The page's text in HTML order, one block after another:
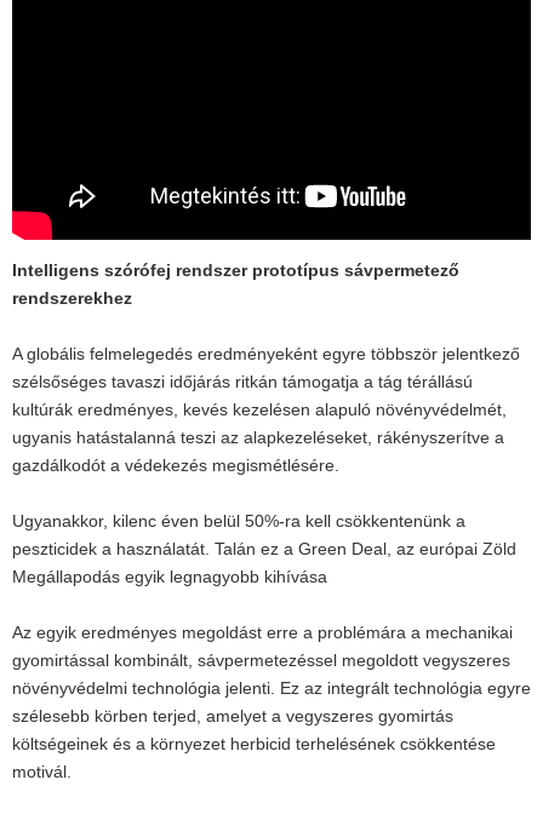
Intelligens szórófej rendszer prototípus sávpermetező
rendszerekhez
A globális felmelegedés eredményeként egyre többször jelentkező
szélsőséges tavaszi időjárás ritkán támogatja a tág térállású
kultúrák eredményes, kevés kezelésen alapuló növényvédelmét,
ugyanis hatástalanná teszi az alapkezeléseket, rákényszerítve a
gazdálkodót a védekezés megismétlésére.
Ugyanakkor, kilenc éven belül 50%-ra kell csökkentenünk a
peszticidek a használatát. Talán ez a Green Deal, az európai Zöld
Megállapodás egyik legnagyobb kihívása
Az egyik eredményes megoldást erre a problémára a mechanikai
gyomirtással kombinált, sávpermetezéssel megoldott vegyszeres
növényvédelmi technológia jelenti. Ez az integrált technológia egyre
szélesebb körben terjed, amelyet a vegyszeres gyomirtás
költségeinek és a környezet herbicid terhelésének csökkentése
motivál.